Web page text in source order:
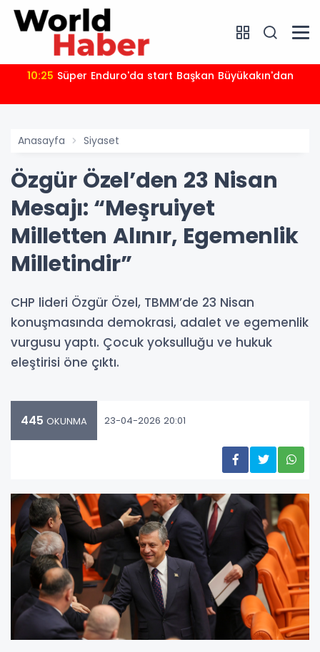
10:25 Süper Enduro'da start Başkan Büyükakın'dan
Anasayfa Siyaset
Özgür Özel’den 23 Nisan
Mesajı: “Meşruiyet
Milletten Alınır, Egemenlik
Milletindir”
CHP lideri Özgür Özel, TBMM’de 23 Nisan
konuşmasında demokrasi, adalet ve egemenlik
vurgusu yaptı. Çocuk yoksulluğu ve hukuk
eleştirisi öne çıktı.
445 OKUNMA 23-04-2026 20:01